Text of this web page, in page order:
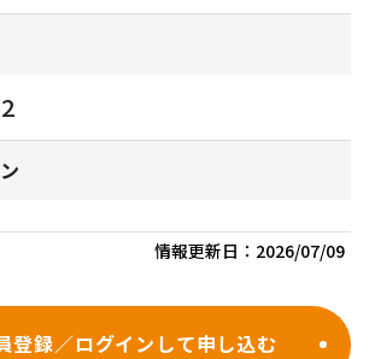
情報更新日： 2026/07/09
登録／ログインして申し込む